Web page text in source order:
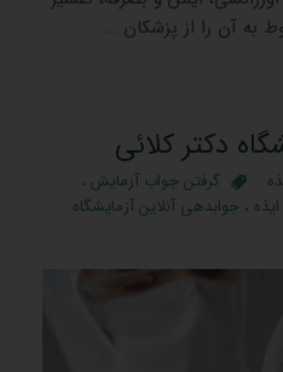
به آن را از پزشکان …
دکتر کلائی
گرفتن جواب آزمایش ،
، جوابدهی آنلاین آزمایشگاه